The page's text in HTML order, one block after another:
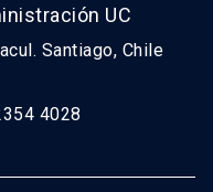
UC
Santiago, Chile
4028